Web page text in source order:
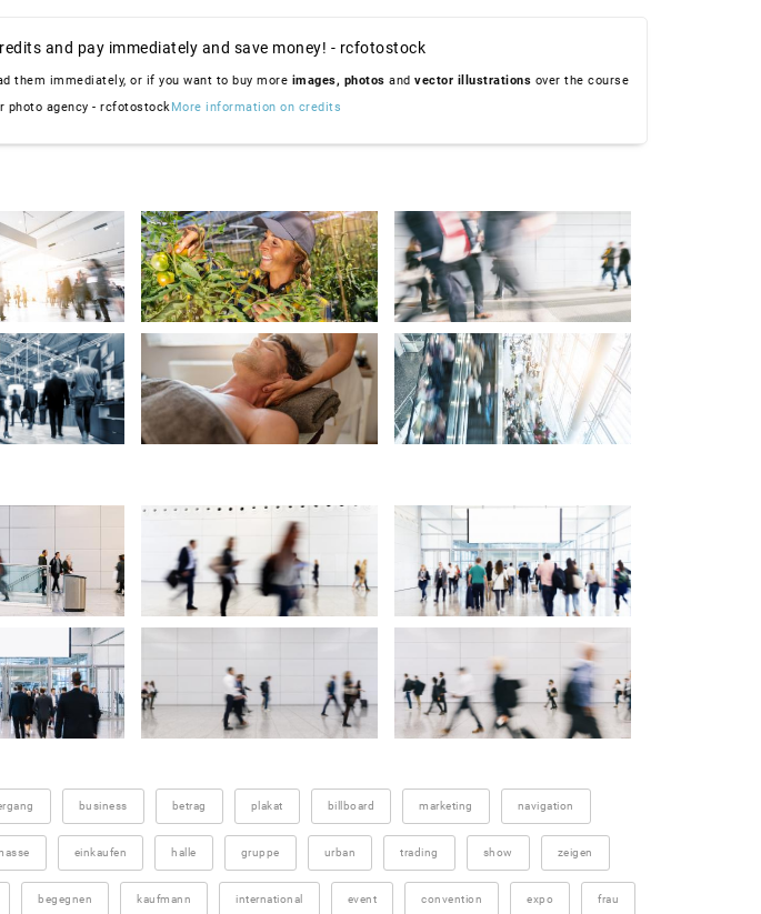
and pay immediately and save money! - rcfotostock
them immediately, or if you want to buy more images, photos and vector illustrations over the course
photo agency - rcfotostockMore information on credits
business betrag plakat billboard marketing navigation
einkaufen halle gruppe urban trading show zeigen
begegnen kaufmann international event convention expo frau